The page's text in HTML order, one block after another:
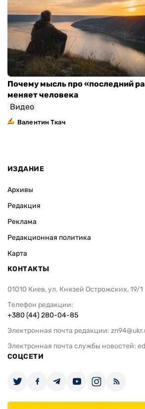
Почему мысль про «последний
меняет человека
Видео
Валентин Ткач
ИЗДАНИЕ
Архивы
Редакция
Реклама
Редакционная политика
Карта
КОНТАКТЫ
01010 Киев, ул. Князей Острожских, 19/1
Телефон редакции:
+380 (44) 280-04-85
Электронная почта редакции:
Электронная почта службы новостей:
СОЦСЕТИ